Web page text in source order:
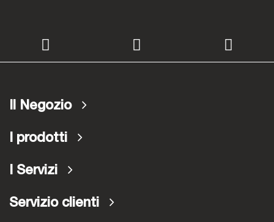
Il Negozio
I prodotti
I Servizi
Servizio clienti